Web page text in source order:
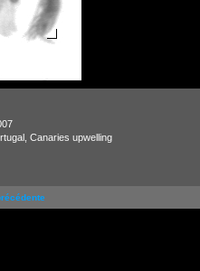
Canaries upwelling